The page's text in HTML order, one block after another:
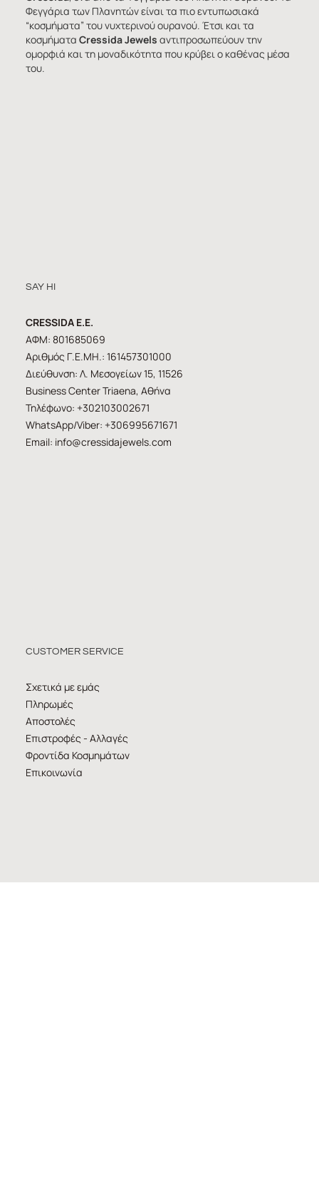
Φεγγάρια των Πλανητών είναι τα πιο εντυπωσιακά
“κοσμήματα” του νυχτερινού ουρανού. Έτσι και τα
κοσμήματα Cressida Jewels αντιπροσωπεύουν την
ομορφιά και τη μοναδικότητα που κρύβει ο καθένας μέσα
του.
SAY HI
CRESSIDA E.E.
ΑΦΜ: 801685069
Αριθμός Γ.Ε.ΜΗ.: 161457301000
Διεύθυνση: Λ. Μεσογείων 15, 11526
Business Center Triaena, Αθήνα
Τηλέφωνο: +302103002671
WhatsApp/Viber: +306995671671
Email: info@cressidajewels.com
CUSTOMER SERVICE
Σχετικά με εμάς
Πληρωμές
Αποστολές
Επιστροφές - Αλλαγές
Φροντίδα Κοσμημάτων
Επικοινωνία